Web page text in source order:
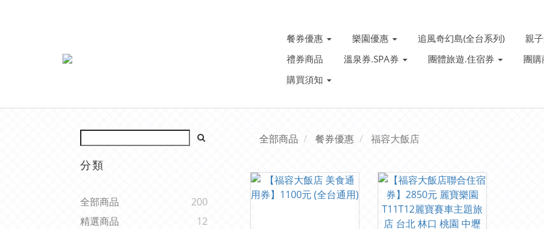
餐券優惠 樂園優惠 追風奇幻島(全台系列)
親
禮券商品
溫泉券.SPA券 團體旅遊.住宿券
團
購買須知
分類
全部商品
200
精選商品
12
全部商品 餐券優惠 福容大飯店